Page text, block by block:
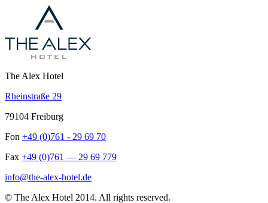
The Alex Hotel
Rheinstraße 29
79104 Freiburg
Fon +49 (0)761 - 29 69 70
Fax +49 (0)761 — 29 69 779
info@the-alex-hotel.de
© The Alex Hotel 2014. All rights reserved.